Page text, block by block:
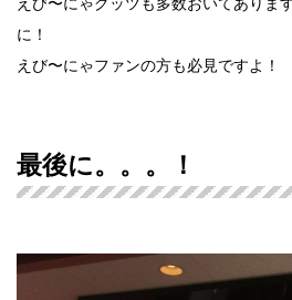
に！
えび〜にゃファンの方も必見ですよ！
最後に。。。！